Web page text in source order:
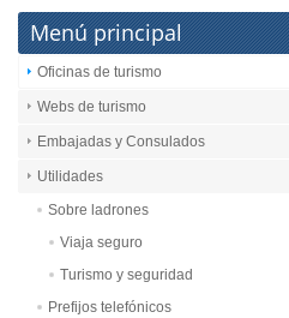
Menú principal
Oficinas de turismo
Webs de turismo
Embajadas y Consulados
Utilidades
Sobre ladrones
Viaja seguro
Turismo y seguridad
Prefijos telefónicos